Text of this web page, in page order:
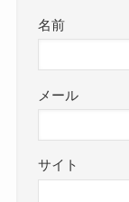
名前
メール
サイト